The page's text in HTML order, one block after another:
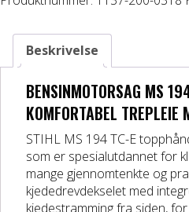
Honda Power Equipment
Stihl -Skog og Hage
Toro Snøfres
DELER OG TILBEHØR
Batteriladere
Beskrivelse
BENSINMOTORSAG MS
KOMFORTABEL TREPLEIE
STIHL MS 194 TC-E
som er spesialutdannet for
mange gjennomtenkte og
kjededrevdekselet med
kjedestramming fra siden,